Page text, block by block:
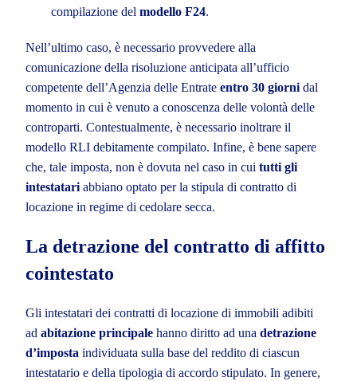
compilazione del modello F24.
Nell’ultimo caso, è necessario provvedere alla
comunicazione della risoluzione anticipata all’ufficio
competente dell’Agenzia delle Entrate entro 30 giorni dal
momento in cui è venuto a conoscenza delle volontà delle
controparti. Contestualmente, è necessario inoltrare il
modello RLI debitamente compilato. Infine, è bene sapere
che, tale imposta, non è dovuta nel caso in cui tutti gli
intestatari abbiano optato per la stipula di contratto di
locazione in regime di cedolare secca.
La detrazione del contratto di affitto
cointestato
Gli intestatari dei contratti di locazione di immobili adibiti
ad abitazione principale hanno diritto ad una detrazione
d’imposta individuata sulla base del reddito di ciascun
intestatario e della tipologia di accordo stipulato. In genere,